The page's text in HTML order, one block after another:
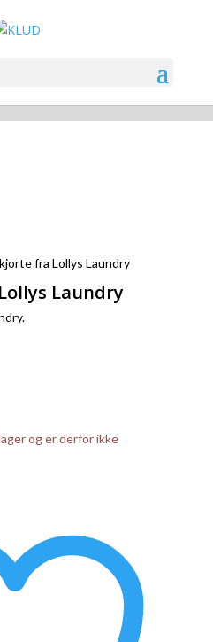
fra Lollys Laundry
Laundry
og er derfor ikke